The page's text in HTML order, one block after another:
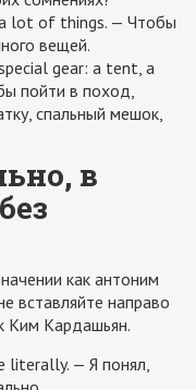
lot of things. — Чтобы
вещей.
gear: a tent, a
пойти в поход,
спальный мешок,
в
как антоним
вставляйте направо
Ким Кардашьян.
literally. — Я понял,